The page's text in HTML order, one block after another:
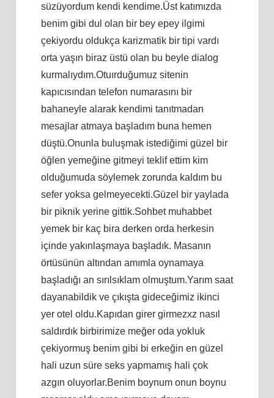
süzüyordum kendi kendime.Üst katımızda
benim gibi dul olan bir bey epey ilgimi
çekiyordu oldukça karizmatik bir tipi vardı
orta yaşın biraz üstü olan bu beyle dialog
kurmalıydım.Otuırduğumuz sitenin
kapıcısından telefon numarasını bir
bahaneyle alarak kendimi tanıtmadan
mesajlar atmaya başladım buna hemen
düştü.Onunla buluşmak istediğimi güzel bir
öğlen yemeğine gitmeyi teklif ettim kim
olduğumuda söylemek zorunda kaldım bu
sefer yoksa gelmeyecekti.Güzel bir yaylada
bir piknik yerine gittik.Sohbet muhabbet
yemek bir kaç bira derken orda herkesin
içinde yakınlaşmaya başladık. Masanın
örtüsünün altından amımla oynamaya
başladığı an sırılsıklam olmuştum.Yarım saat
dayanabildik ve çıkışta gideceğimiz ikinci
yer otel oldu.Kapıdan girer girmezxz nasıl
saldırdık birbirimize meğer oda yokluk
çekiyormuş benim gibi bi erkeğin en güzel
hali uzun süre seks yapmamış hali çok
azgın oluyorlar.Benim boynum onun boynu